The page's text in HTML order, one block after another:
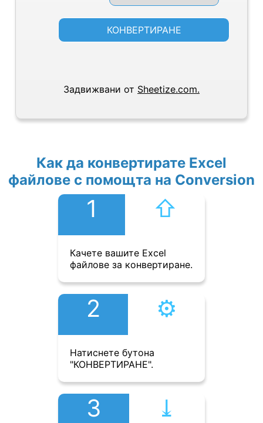
КОНВЕРТИРАНЕ
Задвижвани от Sheetize.com.
Как да конвертирате Excel
файлове с помощта на Conversion
1 ⇧︎
Качете вашите Excel
файлове за конвертиране.
2 ⚙︎
Натиснете бутона
"КОНВЕРТИРАНЕ".
3 ⤓︎